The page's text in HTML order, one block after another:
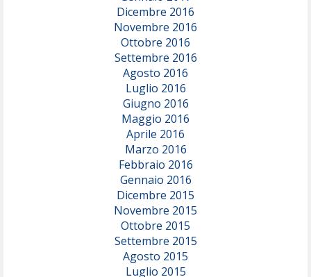
Dicembre 2016
Novembre 2016
Ottobre 2016
Settembre 2016
Agosto 2016
Luglio 2016
Giugno 2016
Maggio 2016
Aprile 2016
Marzo 2016
Febbraio 2016
Gennaio 2016
Dicembre 2015
Novembre 2015
Ottobre 2015
Settembre 2015
Agosto 2015
Luglio 2015